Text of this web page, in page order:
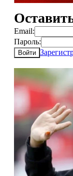
Email:
Пароль:
Войти